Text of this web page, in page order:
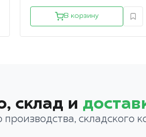
В корзину
склад и
складского